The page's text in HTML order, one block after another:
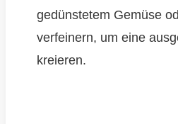
gedünstetem Gemüse
verfeinern, um eine
kreieren.